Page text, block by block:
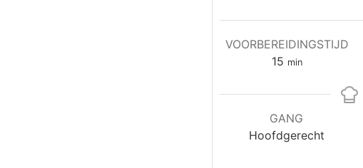
VOORBEREIDINGSTIJD
15 minuten
min
GANG
Hoofdgerecht